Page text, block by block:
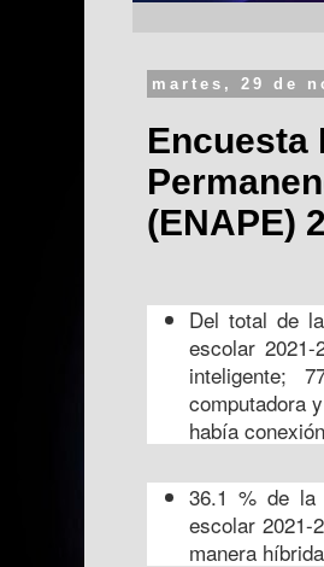
martes, 29 de
Encuesta
(ENAPE)
Del total de
escolar
inteligente;
computadora
había
36.1 % de la
escolar 2021-
manera